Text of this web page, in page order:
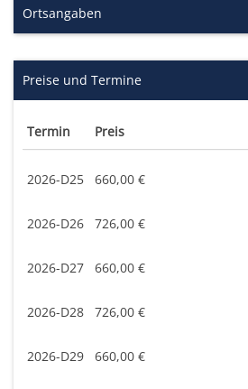
Ortsangaben
Preise und Termine
Termin Preis
2026-D25 660,00 €
2026-D26 726,00 €
2026-D27 660,00 €
2026-D28 726,00 €
2026-D29 660,00 €